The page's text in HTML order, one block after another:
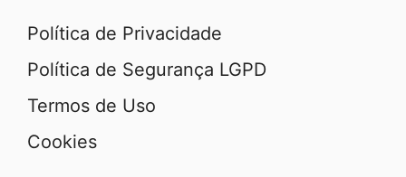
Política de Privacidade
Política de Segurança LGPD
Termos de Uso
Cookies